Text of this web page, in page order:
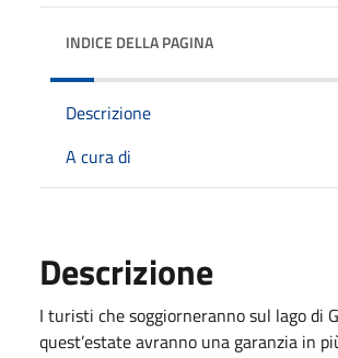
INDICE DELLA PAGINA
Descrizione
A cura di
Descrizione
I turisti che soggiorneranno sul lago di
quest’estate avranno una garanzia in